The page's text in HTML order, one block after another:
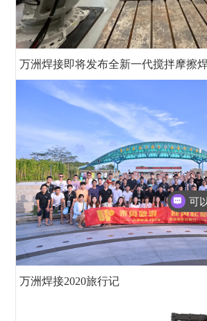
万洲焊接即将发布全新一代搅拌摩擦
万洲焊接2020旅行记